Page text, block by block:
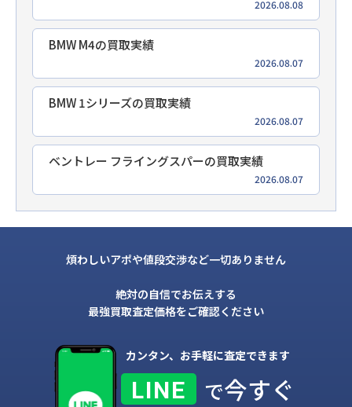
2026.08.08
BMW M4の買取実績
2026.08.07
BMW 1シリーズの買取実績
2026.08.07
ベントレー フライングスパーの買取実績
2026.08.07
煩わしいアポや値段交渉など一切ありません
絶対の自信でお伝えする
最強買取査定価格をご確認ください
カンタン、お手軽に査定できます
LINE で今すぐ